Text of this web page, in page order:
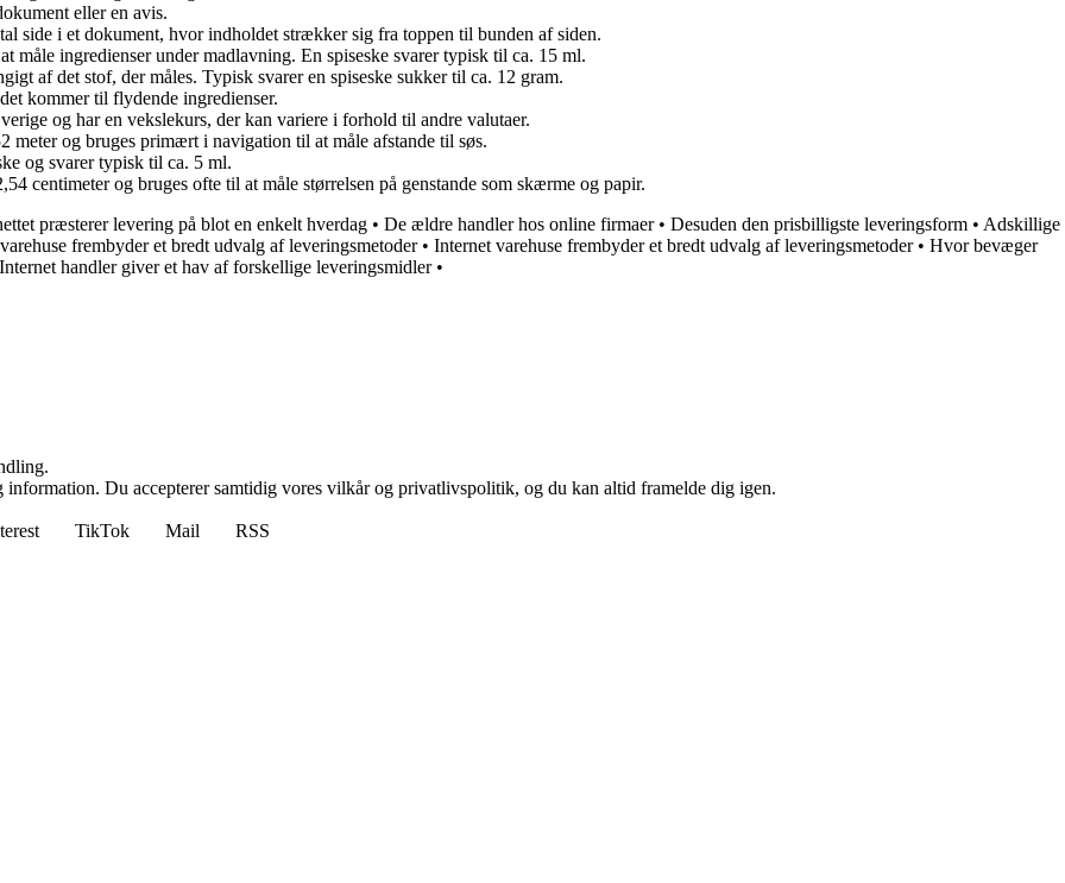
eller en avis.
side i et dokument, hvor indholdet strækker sig fra toppen til bunden af siden.
måle ingredienser under madlavning. En spiseske svarer typisk til ca. 15 ml.
af det stof, der måles. Typisk svarer en spiseske sukker til ca. 12 gram.
kommer til flydende ingredienser.
og har en vekslekurs, der kan variere i forhold til andre valutaer.
og bruges primært i navigation til at måle afstande til søs.
og svarer typisk til ca. 5 ml.
centimeter og bruges ofte til at måle størrelsen på genstande som skærme og papir.
præsterer levering på blot en enkelt hverdag • De ældre handler hos online firmaer• Desuden den prisbilligste leveringsform • Adskillige
frembyder et bredt udvalg af leveringsmetoder• Internet varehuse frembyder et bredt udvalg af leveringsmetoder• Hvor bevæger
Internet handler giver et hav af forskellige leveringsmidler•
Du accepterer samtidig vores vilkår og privatlivspolitik, og du kan altid framelde dig igen.
TikTok Mail RSS